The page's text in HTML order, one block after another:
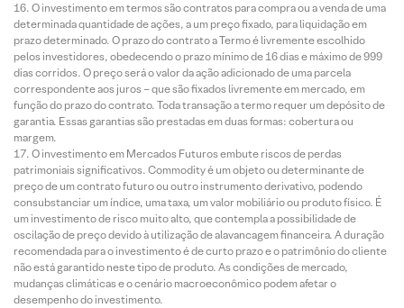
O investimento em termos são contratos para compra ou a venda de uma
determinada quantidade de ações, a um preço fixado, para liquidação em
prazo determinado. O prazo do contrato a Termo é livremente escolhido
pelos investidores, obedecendo o prazo mínimo de 16 dias e máximo de 999
dias corridos. O preço será o valor da ação adicionado de uma parcela
correspondente aos juros – que são fixados livremente em mercado, em
função do prazo do contrato. Toda transação a termo requer um depósito de
garantia. Essas garantias são prestadas em duas formas: cobertura ou
margem.
O investimento em Mercados Futuros embute riscos de perdas
patrimoniais significativos. Commodity é um objeto ou determinante de
preço de um contrato futuro ou outro instrumento derivativo, podendo
consubstanciar um índice, uma taxa, um valor mobiliário ou produto físico. É
um investimento de risco muito alto, que contempla a possibilidade de
oscilação de preço devido à utilização de alavancagem financeira. A duração
recomendada para o investimento é de curto prazo e o patrimônio do cliente
não está garantido neste tipo de produto. As condições de mercado,
mudanças climáticas e o cenário macroeconômico podem afetar o
desempenho do investimento.